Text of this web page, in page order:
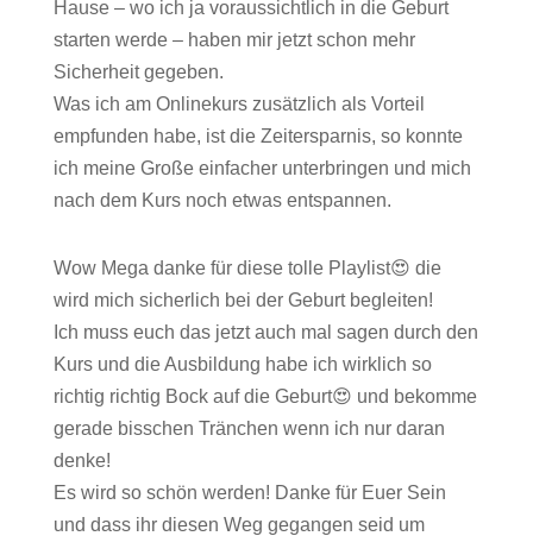
Hause – wo ich ja voraussichtlich in die Geburt
starten werde – haben mir jetzt schon mehr
Sicherheit gegeben.
Was ich am Onlinekurs zusätzlich als Vorteil
empfunden habe, ist die Zeitersparnis, so konnte
ich meine Große einfacher unterbringen und mich
nach dem Kurs noch etwas entspannen.
Wow Mega danke für diese tolle Playlist😍 die
wird mich sicherlich bei der Geburt begleiten!
Ich muss euch das jetzt auch mal sagen durch den
Kurs und die Ausbildung habe ich wirklich so
richtig richtig Bock auf die Geburt😍 und bekomme
gerade bisschen Tränchen wenn ich nur daran
denke!
Es wird so schön werden! Danke für Euer Sein
und dass ihr diesen Weg gegangen seid um